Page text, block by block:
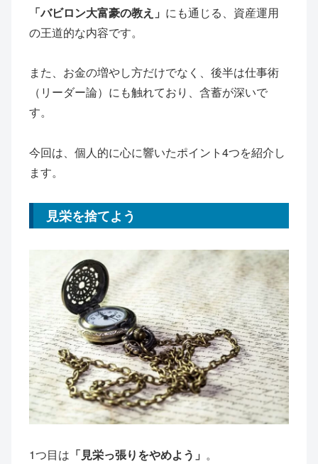
「バビロン大富豪の教え」 にも通じる、資産運用
の王道的な内容です。
また、お金の増やし方だけでなく、後半は仕事術
（リーダー論）にも触れており、含蓄が深いで
す。
今回は、個人的に心に響いたポイント4つを紹介し
ます。
見栄を捨てよう
1つ目は 「見栄っ張りをやめよう」 。